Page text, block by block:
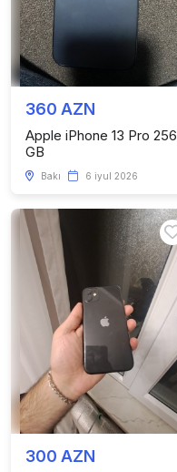
360 AZN
Apple iPhone 13 Pro 256
GB
Bakı 6 iyul 2026
300 AZN